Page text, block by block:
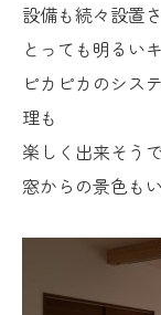
設備も続々設置
とっても明るい
ピカピカのシス
理も
楽しく出来そうで
窓からの景色も